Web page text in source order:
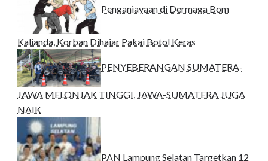
Penganiayaan di Dermaga Bom
Kalianda, Korban Dihajar Pakai Botol Keras
PENYEBERANGAN SUMATERA-
JAWA MELONJAK TINGGI, JAWA-SUMATERA JUGA
NAIK
PAN Lampung Selatan Targetkan 12